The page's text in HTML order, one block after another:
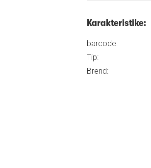
Karakteristike:
barcode:
Tip:
Brend: